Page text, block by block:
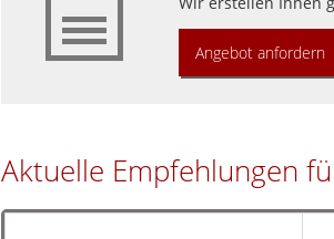
Angebot anfordern
Aktuelle Empfehlungen